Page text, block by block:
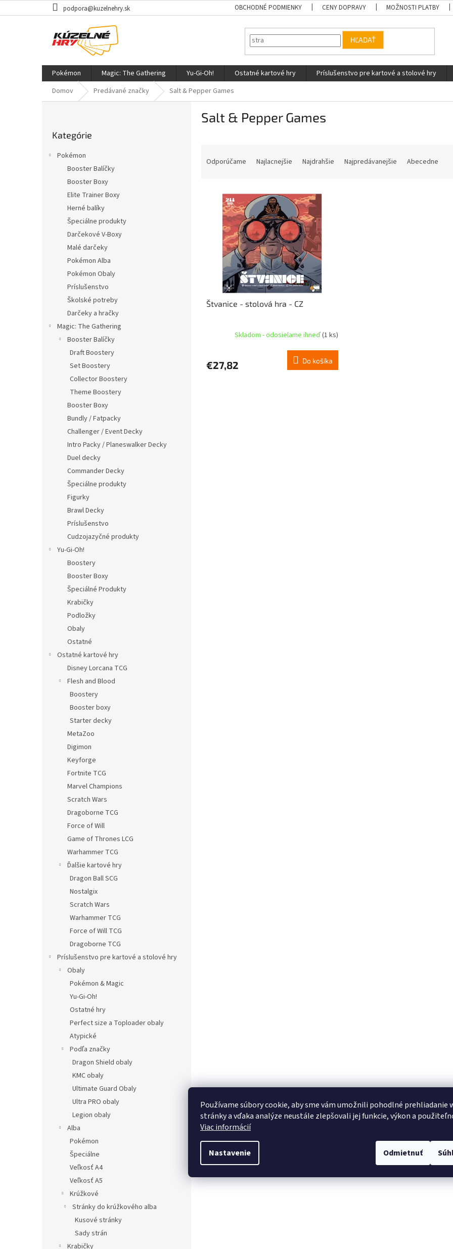
Používame súbory cookie, aby sme vám umožnili pohodlné prehliadanie
stránky a vďaka analýze neustále zlepšovali jej funkcie, výkon a
Viac informácií
Nastavenie Odmietnuť
na
podpora@kuzelnehry.sk OBCHODNÉ PODMIENKY CENY DOPRAVY MOŽNOSTI PLATBY
HĽADAŤ
Pokémon Magic: The Gathering Yu-Gi-Oh! Ostatné kartové hry Príslušenstvo pre kartové a stolové hry
Domov
Predávané značky Salt & Pepper Games
kategórie
Kategórie
Pokémon
Booster Balíčky
Booster Boxy
Elite Trainer Boxy
Herné balíky
Špeciálne produkty
Darčekové V-Boxy
Malé darčeky
Pokémon Alba
Pokémon Obaly
Príslušenstvo
Školské potreby
Darčeky a hračky
Magic: The Gathering
Booster Balíčky
Draft Boostery
Set Boostery
Collector Boostery
Theme Boostery
Booster Boxy
Bundly / Fatpacky
Challenger / Event Decky
Intro Packy / Planeswalker Decky
Duel decky
Commander Decky
Špeciálne produkty
Figurky
Brawl Decky
Príslušenstvo
Cudzojazyčné produkty
Yu-Gi-Oh!
Boostery
Booster Boxy
Špeciálné Produkty
Krabičky
Podložky
Obaly
Ostatné
Ostatné kartové hry
Disney Lorcana TCG
Flesh and Blood
Boostery
Booster boxy
Starter decky
MetaZoo
Digimon
Keyforge
Fortnite TCG
Marvel Champions
Scratch Wars
Dragoborne TCG
Force of Will
Game of Thrones LCG
Warhammer TCG
Ďalšie kartové hry
Dragon Ball SCG
Nostalgix
Scratch Wars
Warhammer TCG
Force of Will TCG
Dragoborne TCG
Príslušenstvo pre kartové a stolové hry
Obaly
Pokémon & Magic
Yu-Gi-Oh!
Ostatné hry
Perfect size a Toploader obaly
Atypické
Podľa značky
Dragon Shield obaly
KMC obaly
Ultimate Guard Obaly
Ultra PRO obaly
Legion obaly
Alba
Pokémon
Špeciálne
Veľkosť A4
Veľkosť A5
Krúžkové
Stránky do krúžkového alba
Kusové stránky
Sady strán
Krabičky
Salt & Pepper Games
Odporúčame Najlacnejšie Najdrahšie Najpredávanejšie Abecedne
Štvanice - stolová hra - CZ
Skladom - odosielame ihneď(1 ks)
€27,82 Do košíka